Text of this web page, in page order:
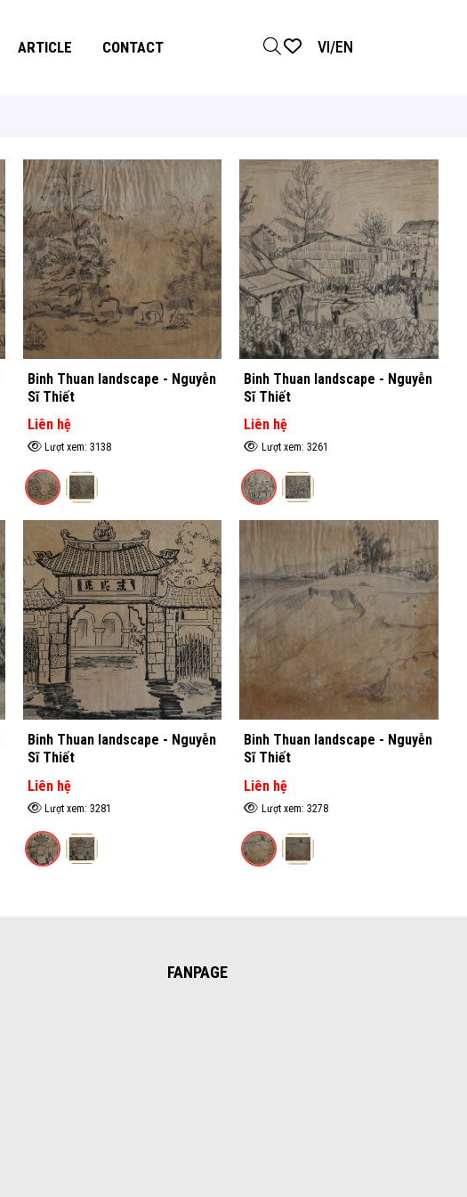
ARTICLE CONTACT VI/EN
Binh Thuan landscape - Nguyễn
Sĩ Thiết
Liên hệ
Lượt xem: 3138
Binh Thuan landscape - Nguyễn
Sĩ Thiết
Liên hệ
Lượt xem: 3261
Binh Thuan landscape - Nguyễn
Sĩ Thiết
Liên hệ
Lượt xem: 3281
Binh Thuan landscape - Nguyễn
Sĩ Thiết
Liên hệ
Lượt xem: 3278
FANPAGE